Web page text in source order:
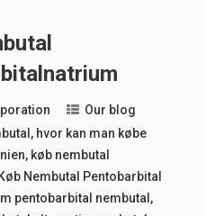
Our blog
, hvor kan man købe
, køb nembutal
Nembutal Pentobarbital
pentobarbital nembutal,